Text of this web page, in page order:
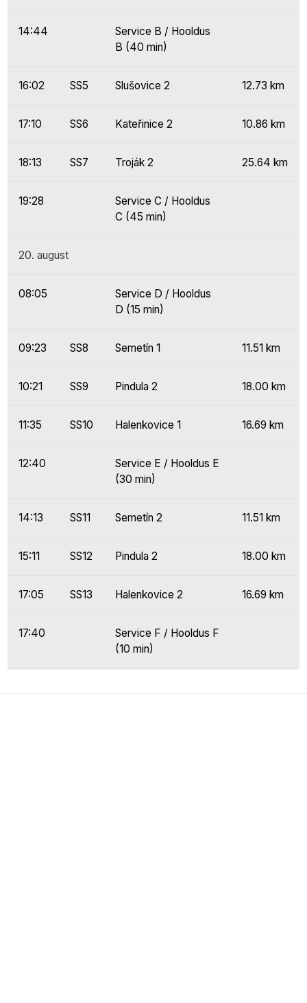
14:44
Service B / Hooldus
B (40 min)
16:02 SS5 Slušovice 2 12.73 km
17:10 SS6 Kateřinice 2 10.86 km
18:13 SS7 Troják 2 25.64 km
19:28
Service C / Hooldus
C (45 min)
20. august
08:05
Service D / Hooldus
D (15 min)
09:23 SS8 Semetín 1 11.51 km
10:21 SS9 Pindula 2 18.00 km
11:35 SS10 Halenkovice 1 16.69 km
12:40
Service E / Hooldus E
(30 min)
14:13 SS11 Semetín 2 11.51 km
15:11 SS12 Pindula 2 18.00 km
17:05 SS13 Halenkovice 2 16.69 km
17:40
Service F / Hooldus F
(10 min)